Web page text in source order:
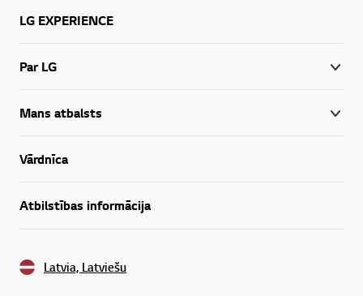
LG EXPERIENCE
Par LG
Mans atbalsts
Vārdnīca
Atbilstības informācija
Latvia, Latviešu